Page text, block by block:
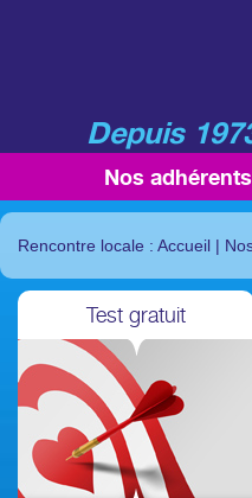
Depuis
Nos adhérents
Rencontre locale : Accueil |
Test gratuit